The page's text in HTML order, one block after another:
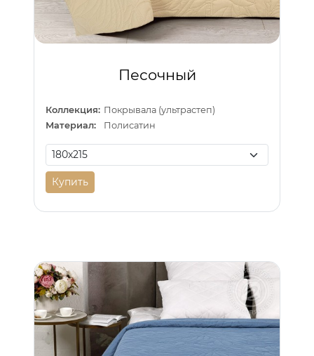
Песочный
Коллекция: Покрывала (ультрастеп)
Материал:
Полисатин
Купить